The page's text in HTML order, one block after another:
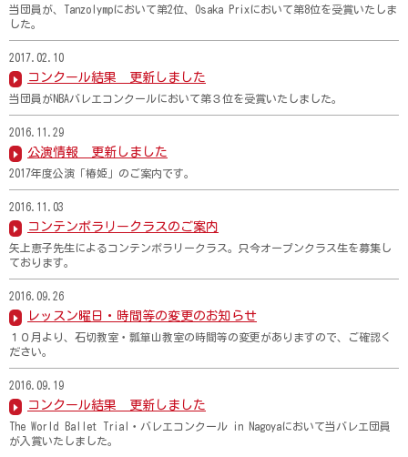
当団員が、Tanzolympにおいて第2位、Osaka Prixにおいて第8位を受賞いたしま
した。
2017.02.10
コンクール結果 更新しました
当団員がNBAバレエコンクールにおいて第３位を受賞いたしました。
2016.11.29
公演情報 更新しました
2017年度公演「椿姫」のご案内です。
2016.11.03
コンテンポラリークラスのご案内
矢上恵子先生によるコンテンポラリークラス。只今オープンクラス生を募集し
ております。
2016.09.26
レッスン曜日・時間等の変更のお知らせ
１０月より、石切教室・瓢箪山教室の時間等の変更がありますので、ご確認く
ださい。
2016.09.19
コンクール結果 更新しました
The World Ballet Trial・バレエコンクール in Nagoyaにおいて当バレエ団員
が入賞いたしました。